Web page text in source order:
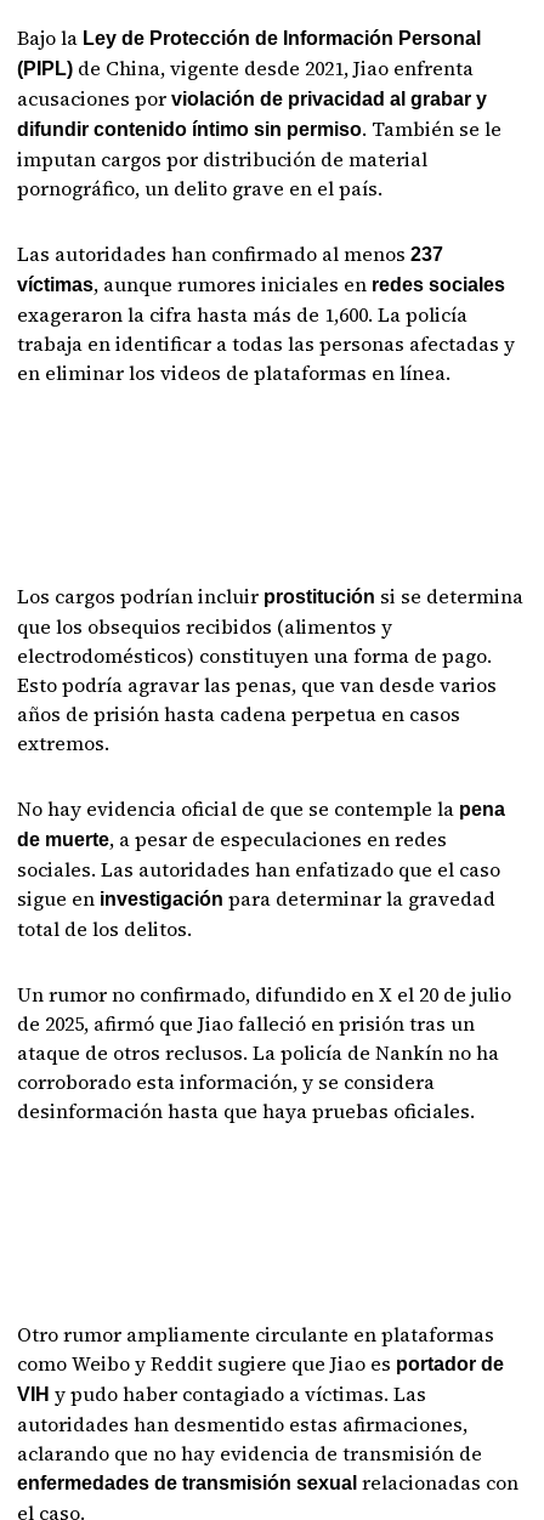
Bajo la Ley de Protección de Información Personal
(PIPL) de China, vigente desde 2021, Jiao enfrenta
acusaciones porviolación de privacidad al grabar y
difundir contenido íntimo sin permiso. También se le
imputan cargos por distribución de material
pornográfico, un delito grave en el país.
Las autoridades han confirmado al menos237
víctimas, aunque rumores iniciales en redes sociales
exageraron la cifra hasta más de 1,600. La policía
trabaja en identificar a todas las personas afectadas y
en eliminar los videos de plataformas en línea.
Los cargos podrían incluir prostitución si se determina
que los obsequios recibidos (alimentos y
electrodomésticos) constituyen una forma de pago.
Esto podría agravar las penas, que van desde varios
años de prisión hasta cadena perpetua en casos
extremos.
No hay evidencia oficial de que se contemple la pena
de muerte, a pesar de especulaciones en redes
sociales. Las autoridades han enfatizado que el caso
sigue en investigaciónpara determinar la gravedad
total de los delitos.
Un rumor no confirmado, difundido en X el 20 de julio
de 2025, afirmó que Jiao falleció en prisión tras un
ataque de otros reclusos. La policía de Nankín no ha
corroborado esta información, y se considera
desinformación hasta que haya pruebas oficiales.
Otro rumor ampliamente circulante en plataformas
como Weibo y Reddit sugiere que Jiao es portador de
VIH y pudo haber contagiado a víctimas. Las
autoridades han desmentido estas afirmaciones,
aclarando que no hay evidencia de transmisión de
enfermedades de transmisión sexual relacionadas con
el caso.